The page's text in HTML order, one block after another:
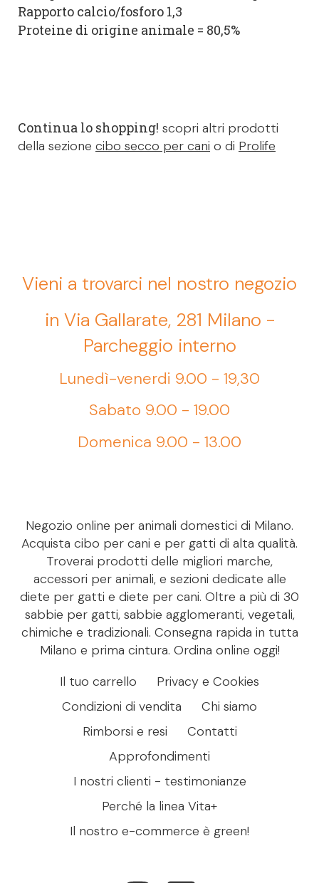
Rapporto calcio/fosforo 1,3
Proteine di origine animale = 80,5%
Continua lo shopping! scopri altri prodotti
della sezione cibo secco per cani o di Prolife
Vieni a trovarci nel nostro negozio
in Via Gallarate, 281 Milano -
Parcheggio interno
Lunedì-venerdi 9.00 - 19,30
Sabato 9.00 - 19.00
Domenica 9.00 - 13.00
Negozio online per animali domestici di Milano.
Acquista cibo per cani e per gatti di alta qualità.
Troverai prodotti delle migliori marche,
accessori per animali, e sezioni dedicate alle
diete per gatti e diete per cani. Oltre a più di 30
sabbie per gatti, sabbie agglomeranti, vegetali,
chimiche e tradizionali. Consegna rapida in tutta
Milano e prima cintura. Ordina online oggi!
Il tuo carrello
Privacy e Cookies
Condizioni di vendita
Chi siamo
Rimborsi e resi
Contatti
Approfondimenti
I nostri clienti - testimonianze
Perché la linea Vita+
Il nostro e-commerce è green!